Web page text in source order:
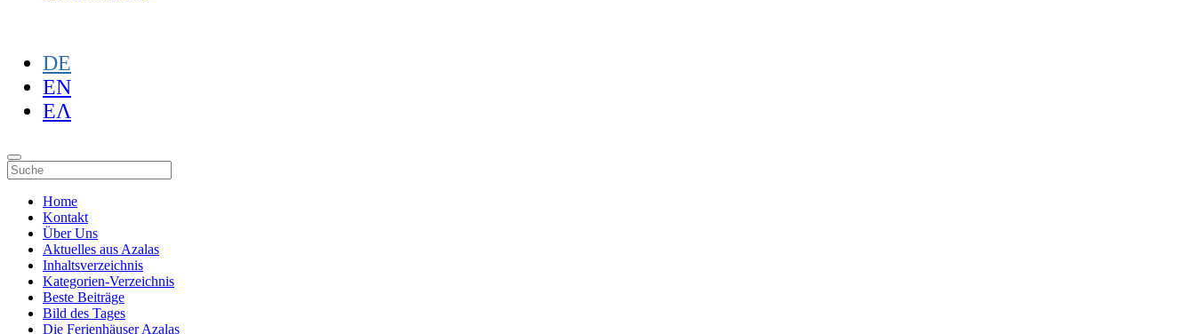
DE
EN
ΕΛ
Home
Kontakt
Über Uns
Aktuelles aus Azalas
Inhaltsverzeichnis
Kategorien-Verzeichnis
Beste Beiträge
Bild des Tages
Die Ferienhäuser Azalas